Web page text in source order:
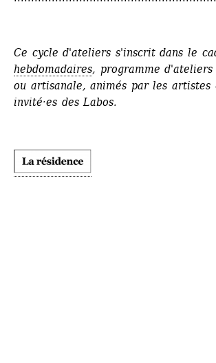
Ce cycle d'ateliers s'inscrit dans le
hebdomadaires, programme
ou artisanale, animés par les artistes
invité·es des Labos.